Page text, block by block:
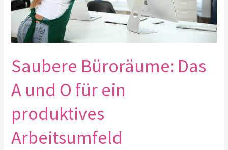
Saubere Büroräume: Das
A und O für ein
produktives
Arbeitsumfeld
ein
produktives
Arbeitsumfeld